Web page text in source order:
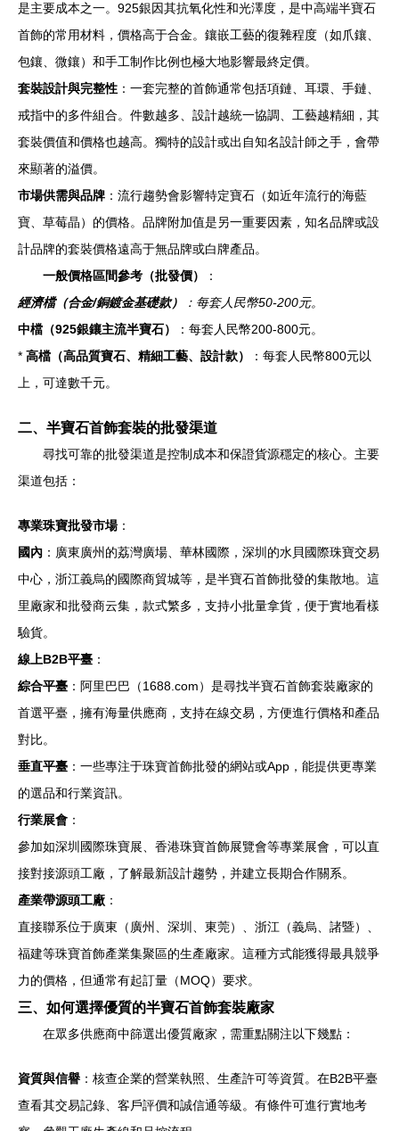
是主要成本之一。925銀因其抗氧化性和光澤度，是中高端半寶石
首飾的常用材料，價格高于合金。鑲嵌工藝的復雜程度（如爪鑲、
包鑲、微鑲）和手工制作比例也極大地影響最終定價。
套裝設計與完整性 ：一套完整的首飾通常包括項鏈、耳環、手鏈、
戒指中的多件組合。件數越多、設計越統一協調、工藝越精細，其
套裝價值和價格也越高。獨特的設計或出自知名設計師之手，會帶
來顯著的溢價。
市場供需與品牌 ：流行趨勢會影響特定寶石（如近年流行的海藍
寶、草莓晶）的價格。品牌附加值是另一重要因素，知名品牌或設
計品牌的套裝價格遠高于無品牌或白牌產品。
一般價格區間參考（批發價）
：
經濟檔（合金/銅鍍金基礎款）
：每套人民幣50-200元。
中檔（925銀鑲主流半寶石）
：每套人民幣200-800元。
* 高檔（高品質寶石、精細工藝、設計款）
：每套人民幣800元以
上，可達數千元。
二、半寶石首飾套裝的批發渠道
尋找可靠的批發渠道是控制成本和保證貨源穩定的核心。主要
渠道包括：
專業珠寶批發市場：
國內 ：廣東廣州的荔灣廣場、華林國際，深圳的水貝國際珠寶交易
中心，浙江義烏的國際商貿城等，是半寶石首飾批發的集散地。這
里廠家和批發商云集，款式繁多，支持小批量拿貨，便于實地看樣
驗貨。
線上B2B平臺 ：
綜合平臺 ：阿里巴巴（1688.com）是尋找半寶石首飾套裝廠家的
首選平臺，擁有海量供應商，支持在線交易，方便進行價格和產品
對比。
垂直平臺 ：一些專注于珠寶首飾批發的網站或App，能提供更專業
的選品和行業資訊。
行業展會 ：
參加如深圳國際珠寶展、香港珠寶首飾展覽會等專業展會，可以直
接對接源頭工廠，了解最新設計趨勢，并建立長期合作關系。
產業帶源頭工廠 ：
直接聯系位于廣東（廣州、深圳、東莞）、浙江（義烏、諸暨）、
福建等珠寶首飾產業集聚區的生產廠家。這種方式能獲得最具競爭
力的價格，但通常有起訂量（MOQ）要求。
三、如何選擇優質的半寶石首飾套裝廠家
在眾多供應商中篩選出優質廠家，需重點關注以下幾點：
資質與信譽 ：核查企業的營業執照、生產許可等資質。在B2B平臺
查看其交易記錄、客戶評價和誠信通等級。有條件可進行實地考